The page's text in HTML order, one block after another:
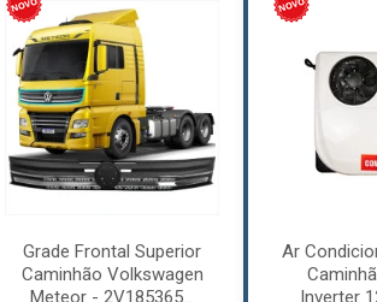
Grade Frontal Superior
Caminhão Volkswagen
Meteor - 2V185365...
Ar
Inverter